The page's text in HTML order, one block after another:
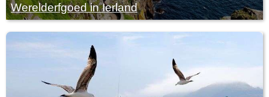
Werelderfgoed in Ierland